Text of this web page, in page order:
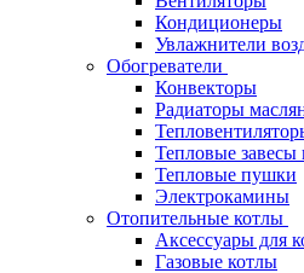
Кондиционеры
Увлажнители
Обогреватели
Конвекторы
Радиаторы
Тепловые
Тепловые пушки
Электрокамины
Отопительные котлы
Аксессуары для
Газовые котлы